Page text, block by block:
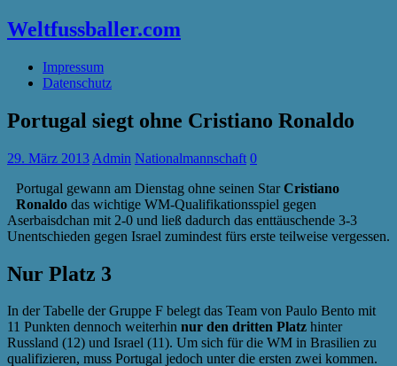
Weltfussballer.com
Impressum
Datenschutz
Portugal siegt ohne Cristiano Ronaldo
29. März 2013 Admin Nationalmannschaft 0
Portugal gewann am Dienstag ohne seinen StarCristiano
Ronaldo das wichtige WM-Qualifikationsspiel gegen
Aserbaisdchan mit 2-0 und ließ dadurch das enttäuschende 3-3
Unentschieden gegen Israel zumindest fürs erste teilweise vergessen.
Nur Platz 3
In der Tabelle der Gruppe F belegt das Team von Paulo Bento mit
11 Punkten dennoch weiterhin nur den dritten Platz hinter
Russland (12) und Israel (11). Um sich für die WM in Brasilien zu
qualifizieren, muss Portugal jedoch unter die ersten zwei kommen.